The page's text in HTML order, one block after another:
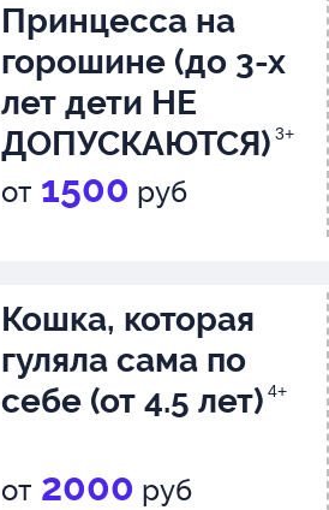
Принцесса на
горошине (до 3-х
лет дети НЕ
ДОПУСКАЮТСЯ) 3+
от 1500 руб
Кошка, которая
гуляла сама по
себе (от 4.5 лет) 4+
от 2000 руб